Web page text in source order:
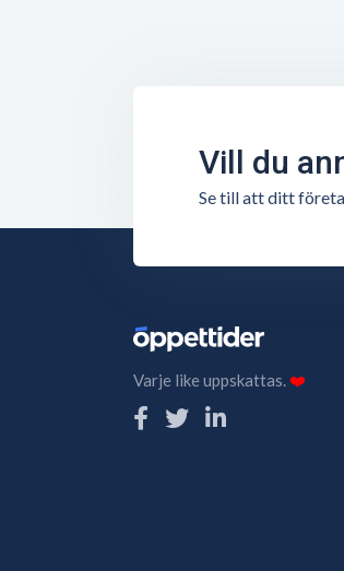
Vill du
Se till att ditt
Varje like uppskattas.❤️